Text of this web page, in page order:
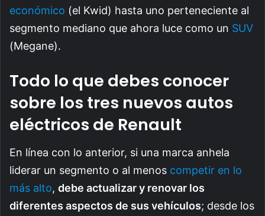
económico (el Kwid) hasta uno perteneciente al
segmento mediano que ahora luce como un SUV
(Megane).
Todo lo que debes conocer
sobre los tres nuevos autos
eléctricos de Renault
En línea con lo anterior, si una marca anhela
liderar un segmento o al menos competir en lo
más alto, debe actualizar y renovar los
diferentes aspectos de sus vehículos; desde los